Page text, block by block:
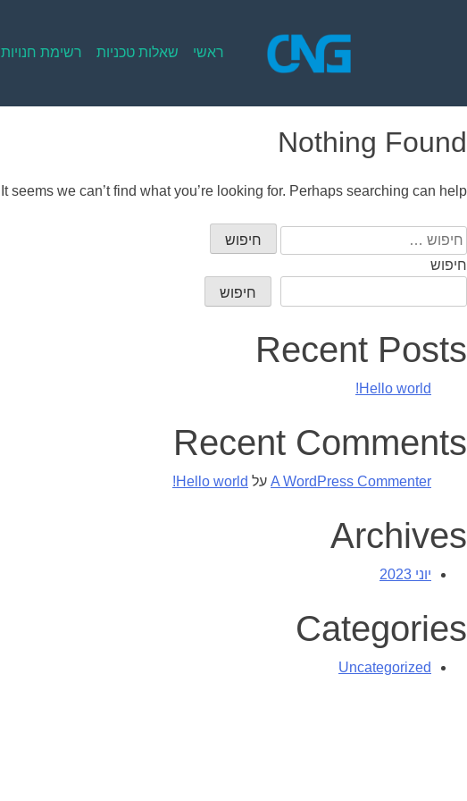
ראשי שאלות טכניות רשימת חנויות
Nothing Found
It seems we can’t find what you’re looking for. Perhaps searching can help.
חיפוש:
חיפוש
חיפוש
Recent Posts
Hello world!
Recent Comments
A WordPress Commenter על Hello world!
Archives
יוני 2023
Categories
Uncategorized